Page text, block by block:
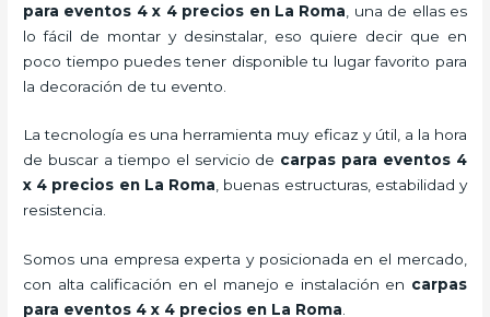
para eventos 4 x 4 precios en La Roma , una de ellas es
lo fácil de montar y desinstalar, eso quiere decir que en
poco tiempo puedes tener disponible tu lugar favorito para
la decoración de tu evento.
La tecnología es una herramienta muy eficaz y útil, a la hora
de buscar a tiempo el servicio de carpas para eventos 4
x 4 precios en La Roma, buenas estructuras, estabilidad y
resistencia.
Somos una empresa experta y posicionada en el mercado,
con alta calificación en el manejo e instalación en carpas
para eventos 4 x 4 precios en La Roma.